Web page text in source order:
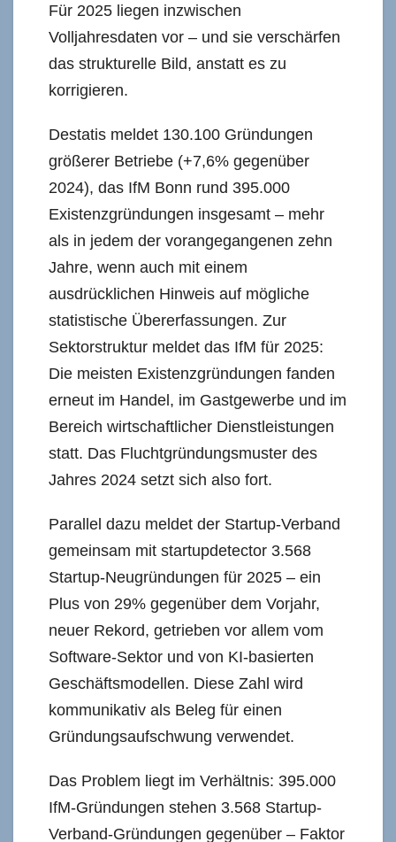
Für 2025 liegen inzwischen
Volljahresdaten vor – und sie verschärfen
das strukturelle Bild, anstatt es zu
korrigieren.
Destatis meldet 130.100 Gründungen
größerer Betriebe (+7,6% gegenüber
2024), das IfM Bonn rund 395.000
Existenzgründungen insgesamt – mehr
als in jedem der vorangegangenen zehn
Jahre, wenn auch mit einem
ausdrücklichen Hinweis auf mögliche
statistische Übererfassungen. Zur
Sektorstruktur meldet das IfM für 2025:
Die meisten Existenzgründungen fanden
erneut im Handel, im Gastgewerbe und im
Bereich wirtschaftlicher Dienstleistungen
statt. Das Fluchtgründungsmuster des
Jahres 2024 setzt sich also fort.
Parallel dazu meldet der Startup-Verband
gemeinsam mit startupdetector 3.568
Startup-Neugründungen für 2025 – ein
Plus von 29% gegenüber dem Vorjahr,
neuer Rekord, getrieben vor allem vom
Software-Sektor und von KI-basierten
Geschäftsmodellen. Diese Zahl wird
kommunikativ als Beleg für einen
Gründungsaufschwung verwendet.
Das Problem liegt im Verhältnis: 395.000
IfM-Gründungen stehen 3.568 Startup-
Verband-Gründungen gegenüber – Faktor